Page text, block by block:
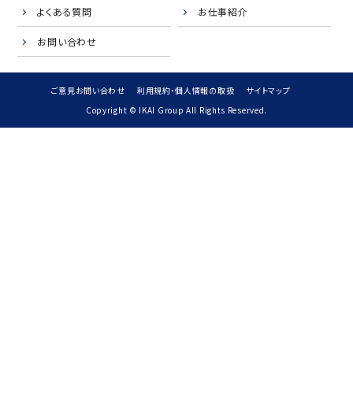
よくある質問 お仕事紹介
お問い合わせ
ご意見お問い合わせ 利用規約・個人情報の取扱
サイトマップ
Copyright © IKAI Group All Rights Reserved.